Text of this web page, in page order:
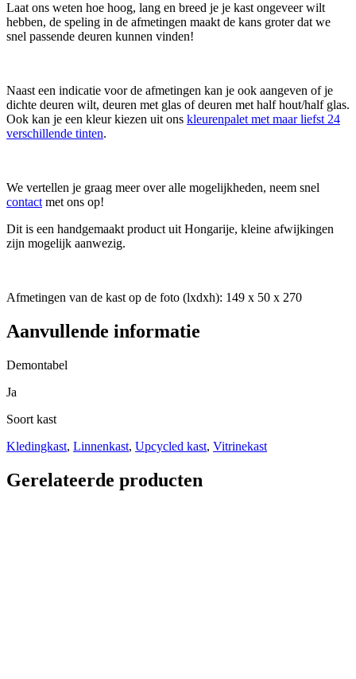
Laat ons weten hoe hoog, lang en breed je je kast ongeveer wilt
hebben, de speling in de afmetingen maakt de kans groter dat we
snel passende deuren kunnen vinden!
Naast een indicatie voor de afmetingen kan je ook aangeven of je
dichte deuren wilt, deuren met glas of deuren met half hout/half glas.
Ook kan je een kleur kiezen uit ons kleurenpalet met maar liefst 24
verschillende tinten.
We vertellen je graag meer over alle mogelijkheden, neem snel
contact met ons op!
Dit is een handgemaakt product uit Hongarije, kleine afwijkingen
zijn mogelijk aanwezig.
Afmetingen van de kast op de foto (lxdxh): 149 x 50 x 270
Aanvullende informatie
Demontabel
Ja
Soort kast
Kledingkast, Linnenkast, Upcycled kast, Vitrinekast
Gerelateerde producten